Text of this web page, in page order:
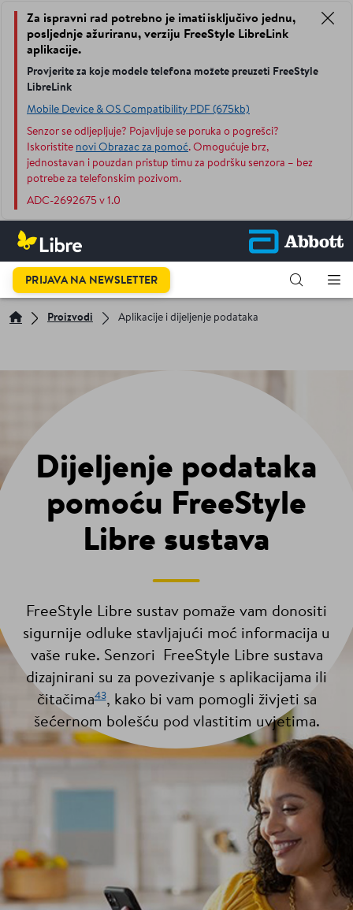
Za ispravni rad potrebno je imati isključivo jednu,
posljednje ažuriranu, verziju FreeStyle LibreLink
aplikacije.
Provjerite za koje modele telefona možete preuzeti FreeStyle
LibreLink
Mobile Device & OS Compatibility PDF (675kb)
Senzor se odljepljuje? Pojavljuje se poruka o pogrešci?
Iskoristite novi Obrazac za pomoć. Omogućuje brz,
jednostavan i pouzdan pristup timu za podršku senzora – bez
potrebe za telefonskim pozivom.
ADC-2692675 v 1.0
PRIJAVA NA NEWSLETTER
Proizvodi Aplikacije i dijeljenje podataka
Dijeljenje podataka
pomoću FreeStyle
Libre sustava
FreeStyle Libre sustav pomaže vam donositi
sigurnije odluke stavljajući moć informacija u
vaše ruke. Senzori FreeStyle Libre sustava
dizajnirani su za povezivanje s aplikacijama ili
čitačima43, kako bi vam pomogli živjeti sa
šećernom bolešću pod vlastitim uvjetima.